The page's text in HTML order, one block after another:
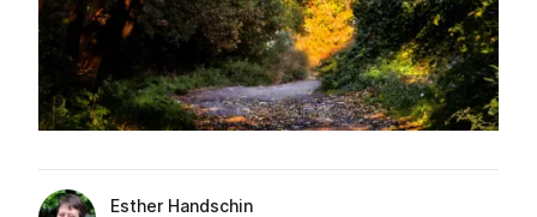
Esther Handschin